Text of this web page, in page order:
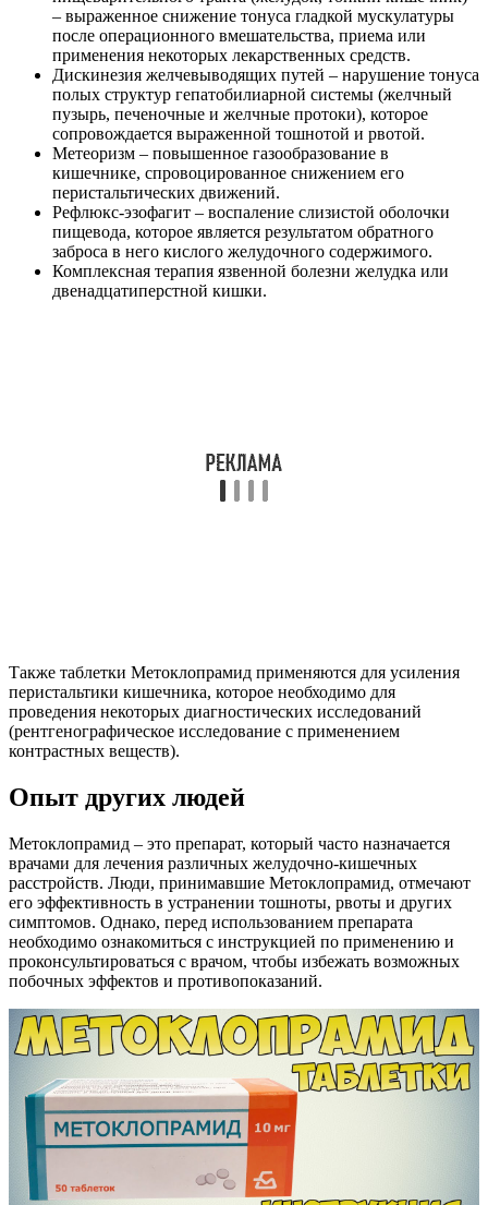
– выраженное снижение тонуса гладкой мускулатуры
после операционного вмешательства, приема или
применения некоторых лекарственных средств.
Дискинезия желчевыводящих путей – нарушение тонуса
полых структур гепатобилиарной системы (желчный
пузырь, печеночные и желчные протоки), которое
сопровождается выраженной тошнотой и рвотой.
Метеоризм – повышенное газообразование в
кишечнике, спровоцированное снижением его
перистальтических движений.
Рефлюкс-эзофагит – воспаление слизистой оболочки
пищевода, которое является результатом обратного
заброса в него кислого желудочного содержимого.
Комплексная терапия язвенной болезни желудка или
двенадцатиперстной кишки.
Также таблетки Метоклопрамид применяются для усиления
перистальтики кишечника, которое необходимо для
проведения некоторых диагностических исследований
(рентгенографическое исследование с применением
контрастных веществ).
Опыт других людей
Метоклопрамид – это препарат, который часто назначается
врачами для лечения различных желудочно-кишечных
расстройств. Люди, принимавшие Метоклопрамид, отмечают
его эффективность в устранении тошноты, рвоты и других
симптомов. Однако, перед использованием препарата
необходимо ознакомиться с инструкцией по применению и
проконсультироваться с врачом, чтобы избежать возможных
побочных эффектов и противопоказаний.